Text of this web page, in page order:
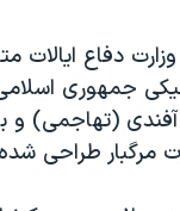
رهبری ایران
دفاع ایالات
جمهوری
آفندی (تهاجمی) و
طراحی